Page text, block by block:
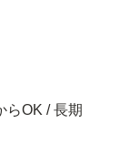
らOK / 長期